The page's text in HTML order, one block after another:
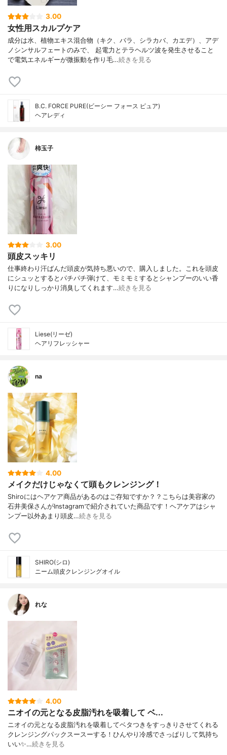
3.00
女性用スカルプケア
成分は水、植物エキス混合物（キク、バラ、シラカバ、カエデ）、アデ
ノシンサルフェートのみで、 起電力とテラヘルツ波を発生させること
で電気エネルギーが微振動を作り毛…続きを見る
B.C. FORCE PURE(ビーシー フォース ピュア)
ヘアレディ
柿玉子
3.00
頭皮スッキリ
仕事終わり汗ばんだ頭皮が気持ち悪いので、購入しました。これを頭皮
にシュッとするとパチパチ弾けて、モミモミするとシャンプーのいい香
りになりしっかり消臭してくれます…続きを見る
Liese(リーゼ)
ヘアリフレッシャー
na
4.00
メイクだけじゃなくて頭もクレンジング！
Shiroにはヘアケア商品があるのはご存知ですか？？こちらは美容家の
石井美保さんがInstagramで紹介されていた商品です！ヘアケアはシャ
ンプー以外あまり頭皮…続きを見る
SHIRO(シロ)
ニーム頭皮クレンジングオイル
れな
4.00
ニオイの元となる皮脂汚れを吸着して ベ...
ニオイの元となる皮脂汚れを吸着してベタつきをすっきりさせてくれる
クレンジングパックㅤㅤㅤㅤㅤㅤㅤㅤㅤㅤㅤㅤㅤスースーする！ひんやり冷感でさっぱりして気持ち
いい✨…続きを見る